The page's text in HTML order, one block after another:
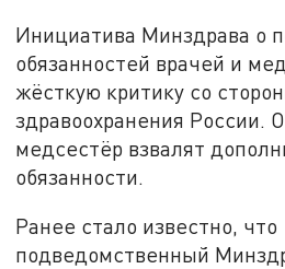
Инициатива Минздрава о
обязанностей врачей и
жёсткую критику со
здравоохранения России.
медсестёр взвалят
обязанности.
Ранее стало известно, что
подведомственный